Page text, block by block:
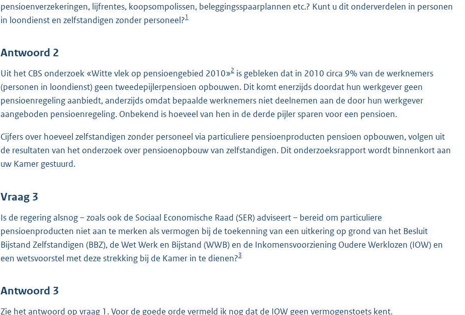
pensioenverzekeringen, lijfrentes, koopsompolissen, beleggingsspaarplannen etc.? Kunt u dit onderverdelen in personen
in loondienst en zelfstandigen zonder personeel?1
Antwoord 2
Uit het CBS onderzoek «Witte vlek op pensioengebied 2010»2 is gebleken dat in 2010 circa 9% van de werknemers
(personen in loondienst) geen tweedepijlerpensioen opbouwen. Dit komt enerzijds doordat hun werkgever geen
pensioenregeling aanbiedt, anderzijds omdat bepaalde werknemers niet deelnemen aan de door hun werkgever
aangeboden pensioenregeling. Onbekend is hoeveel van hen in de derde pijler sparen voor een pensioen.
Cijfers over hoeveel zelfstandigen zonder personeel via particuliere pensioenproducten pensioen opbouwen, volgen uit
de resultaten van het onderzoek over pensioenopbouw van zelfstandigen. Dit onderzoeksrapport wordt binnenkort aan
uw Kamer gestuurd.
Vraag 3
Is de regering alsnog – zoals ook de Sociaal Economische Raad (SER) adviseert – bereid om particuliere
pensioenproducten niet aan te merken als vermogen bij de toekenning van een uitkering op grond van het Besluit
Bijstand Zelfstandigen (BBZ), de Wet Werk en Bijstand (WWB) en de Inkomensvoorziening Oudere Werklozen (IOW) en
een wetsvoorstel met deze strekking bij de Kamer in te dienen?3
Antwoord 3
Zie het antwoord op vraag 1. Voor de goede orde vermeld ik nog dat de IOW geen vermogenstoets kent.